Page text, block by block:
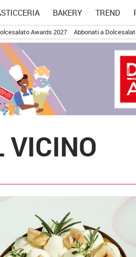
BAKERY TREND
Awards 2027 Abbonati a
VICINO